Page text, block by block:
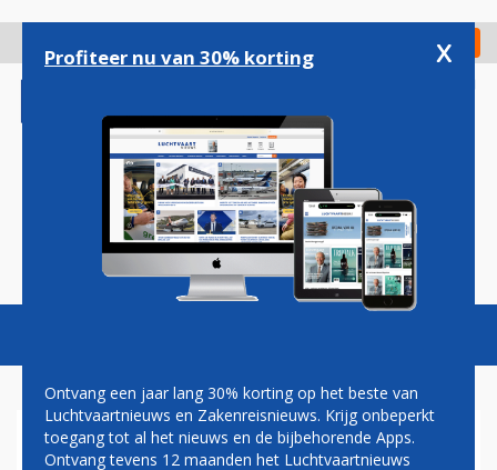
gaan
Check in
Magazine Podcasts Vacatures
TERRORISTEN CLAIMEN
Profiteer nu van 30% korting x
Ontvang een jaar lang 30% korting op het beste van
Luchtvaartnieuws en Zakenreisnieuws. Krijg onbeperkt
toegang tot al het nieuws en de bijbehorende Apps.
Ontvang tevens 12 maanden het Luchtvaartnieuws